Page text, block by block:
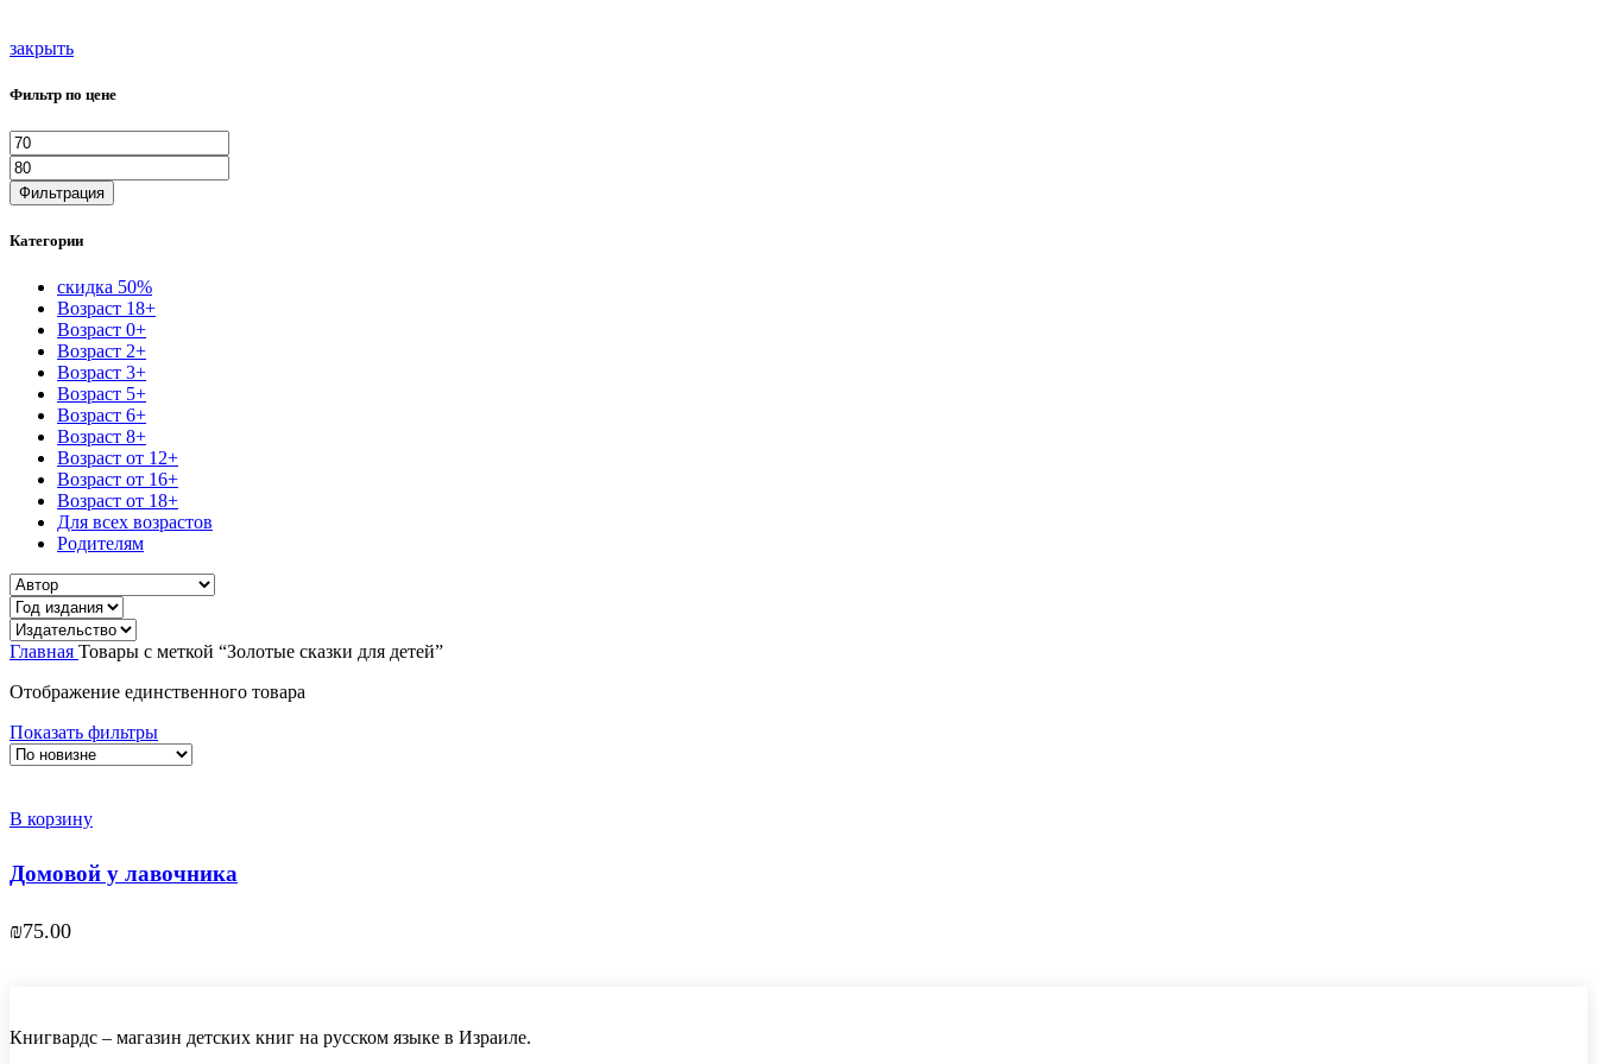
закрыть
Фильтр по цене
Минимальная
цена
цена
Фильтрация
Категории
скидка 50%
Возраст 18+
Возраст 0+
Возраст 2+
Возраст 3+
Возраст 5+
Возраст 6+
Возраст 8+
Возраст от 12+
Возраст от 16+
Возраст от 18+
Для всех возрастов
Родителям
Главная Товары с меткой “Золотые сказки для детей”
Отображение единственного товара
Показать фильтры
В корзину
Домовой у лавочника
₪75.00
Книгвардс – магазин детских книг на русском языке в Израиле.